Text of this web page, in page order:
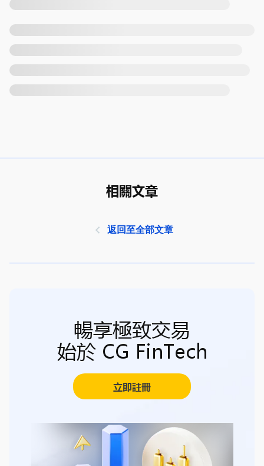
相關文章
返回至全部文章
暢享極致交易
始於 CG FinTech
立即註冊